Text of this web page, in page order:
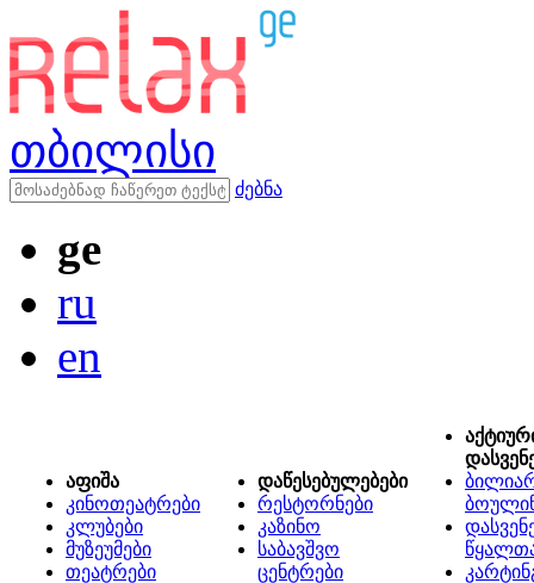
თბილისი
ძებნა
ge
ru
en
აფიშა
კინოთეატრები
კლუბები
მუზეუმები
თეატრები
დაწესებულებები
რესტორნები
კაზინო
საბავშვო
ცენტრები